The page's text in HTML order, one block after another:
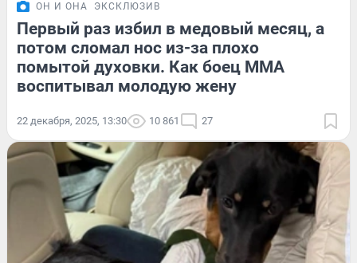
ОН И ОНА ЭКСКЛЮЗИВ
Первый раз избил в медовый месяц, а
потом сломал нос из-за плохо
помытой духовки. Как боец ММА
воспитывал молодую жену
22 декабря, 2025, 13:30 10 861 27